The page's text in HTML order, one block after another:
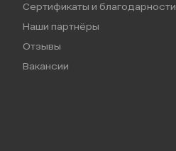
Сертификаты и благодарности
Наши партнёры
Отзывы
Вакансии